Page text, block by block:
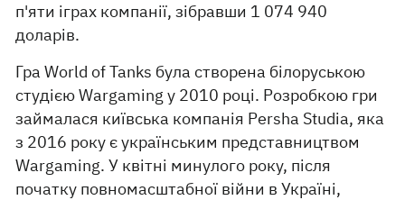
п'яти іграх компанії, зібравши 1 074 940
доларів.
Гра World of Tanks була створена білоруською
студією Wargaming у 2010 році. Розробкою гри
займалася київська компанія Persha Studia, яка
з 2016 року є українським представництвом
Wargaming. У квітні минулого року, після
початку повномасштабної війни в Україні,